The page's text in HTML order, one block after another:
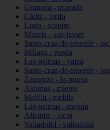
Granada - granada
Cádiz - tarifa
Lugo - viveiro
Murcia - san-javier
Santa-cruz-de-tenerife -
Málaga - ronda
Las-palmas - yaiza
Santa-cruz-de-tenerife -
Zaragoza - la-muela
Asturias - mieres
Melilla - melilla
Las-palmas - mogán
Alicante - alcoi
Valladolid - valladolid